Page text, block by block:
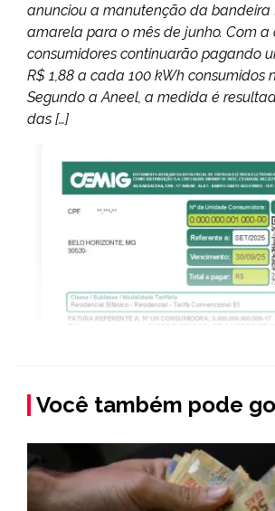
anunciou a manutenção da bandeira
amarela para o mês de junho. Com a
consumidores continuarão pagando
R$ 1,88 a cada 100 kWh consumidos
Segundo a Aneel, a medida é
das […]
Você também pode